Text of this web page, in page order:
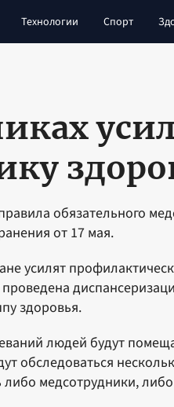
Технологии Спорт
обязательного
от 17 мая.
усилят
здоровья.
людей будут
обследоваться
либо медсотрудники,